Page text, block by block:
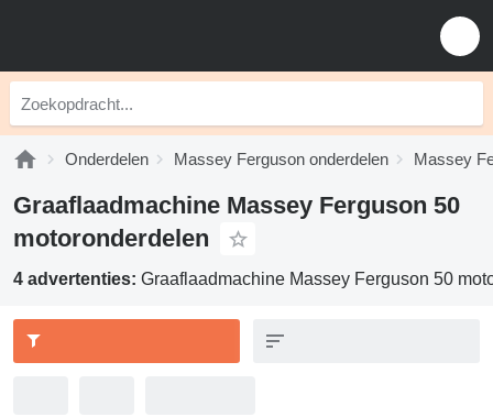
Onderdelen Massey Ferguson onderdelen Massey
Graaflaadmachine Massey Ferguson 50
motoronderdelen
4 advertenties: Graaflaadmachine Massey Ferguson 50